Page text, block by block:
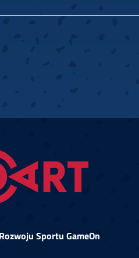
Sportu GameOn